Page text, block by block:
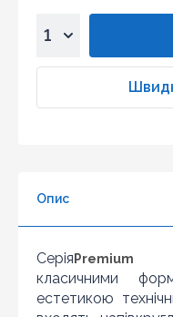
3
7
8
9
10
Опис
Серія
класичними
естетикою